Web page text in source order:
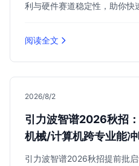
利与硬件赛道稳定性，助你快
阅读全文
2026/8/2
引力波智谱2026秋招
机械/计算机跨专业能冲
引力波智谱2026秋招提前批